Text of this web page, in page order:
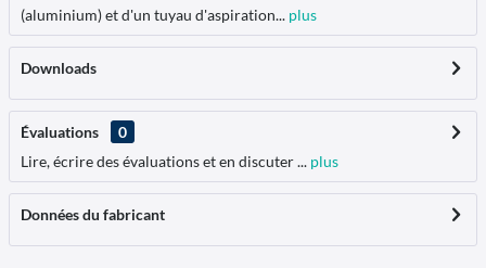
(aluminium) et d'un tuyau d'aspiration... plus
Downloads
Évaluations
0
Lire, écrire des évaluations et en discuter ... plus
Données du fabricant